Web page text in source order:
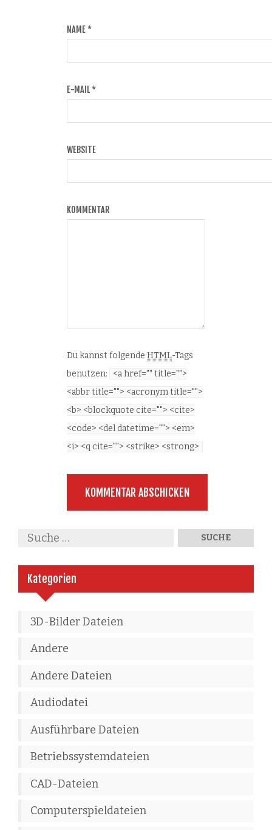
NAME*
E-MAIL*
WEBSITE
KOMMENTAR
Du kannst folgende HTML-Tags
benutzen:
<a href="" title="">
<abbr title=""> <acronym title="">
<b> <blockquote cite=""> <cite>
<code> <del datetime=""> <em>
<i> <q cite=""> <strike> <strong>
Kategorien
3D-Bilder Dateien
Andere
Andere Dateien
Audiodatei
Ausführbare Dateien
Betriebssystemdateien
CAD-Dateien
Computerspieldateien